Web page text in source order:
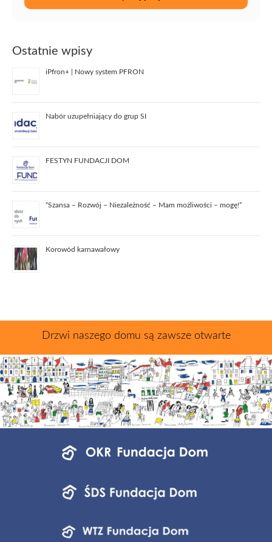
Ostatnie wpisy
iPfron+ | Nowy system PFRON
Nabór uzupełniający do grup SI
FESTYN FUNDACJI DOM
“Szansa – Rozwój – Niezależność – Mam możliwości – mogę!”
Korowód karnawałowy
Drzwi naszego domu są zawsze otwarte